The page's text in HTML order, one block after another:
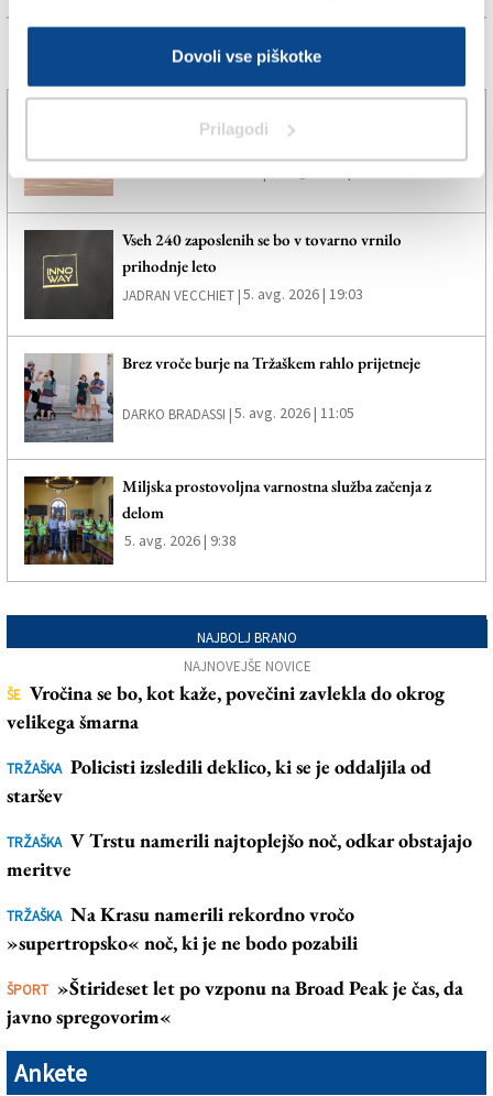
Dovoli vse piškotke
Prilagodi
Vseh 240 zaposlenih se bo v tovarno vrnilo
prihodnje leto
JADRAN VECCHIET |5. avg. 2026 | 19:03
Brez vroče burje na Tržaškem rahlo prijetneje
DARKO BRADASSI |5. avg. 2026 | 11:05
Miljska prostovoljna varnostna služba začenja z
delom
5. avg. 2026 | 9:38
NAJBOLJ BRANO
NAJNOVEJŠE NOVICE
ŠE Vročina se bo, kot kaže, povečini zavlekla do okrog
velikega šmarna
TRŽAŠKA Policisti izsledili deklico, ki se je oddaljila od
staršev
TRŽAŠKA V Trstu namerili najtoplejšo noč, odkar obstajajo
meritve
TRŽAŠKA Na Krasu namerili rekordno vročo
»supertropsko« noč, ki je ne bodo pozabili
ŠPORT »Štirideset let po vzponu na Broad Peak je čas, da
javno spregovorim«
Ankete